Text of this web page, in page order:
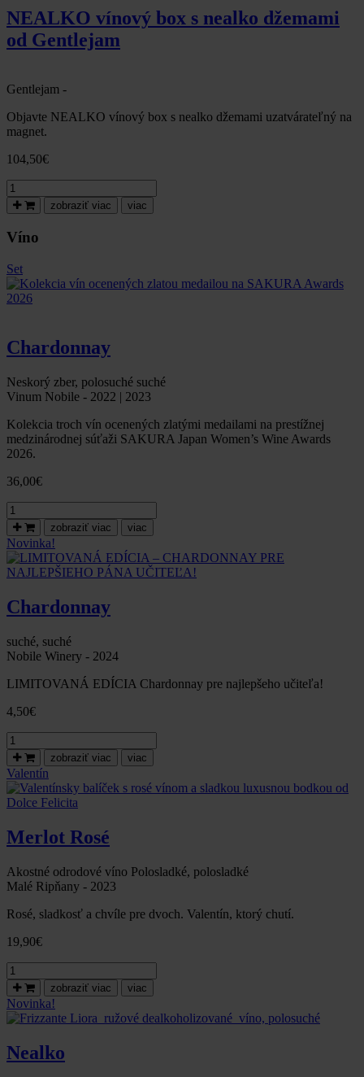
dobrotami
a
džemami
NEALKO vínový box s nealko džemami
od Gentlejam
Gentlejam -
Objavte NEALKO vínový box s nealko džemami uzatvárateľný na
magnet.
104,50€
množstvo
NEALKO
vínový
box
džemami
od
Gentlejam
zobraziť viac viac
Víno
Set
Chardonnay
Neskorý zber, polosuché suché
Vinum Nobile - 2022 | 2023
Kolekcia troch vín ocenených zlatými medailami na prestížnej
medzinárodnej súťaži SAKURA Japan Women’s Wine Awards
2026.
36,00€
množstvo
Kolekcia
vín
ocenených
zlatou
medailou
SAKURA
2026
zobraziť viac viac
Novinka!
Chardonnay
suché, suché
Nobile Winery - 2024
LIMITOVANÁ EDÍCIA Chardonnay pre najlepšeho učiteľa!
4,50€
množstvo
LIMITOVANÁ
EDÍCIA
–
CHARDONNAY
PRE
PÁNA
zobraziť viac viac
Valentín
Merlot Rosé
Akostné odrodové víno Polosladké, polosladké
Malé Ripňany - 2023
Rosé, sladkosť a chvíle pre dvoch. Valentín, ktorý chutí.
19,90€
množstvo
Valentínsky
balíček
s
rosé
a
zobraziť viac viac
Novinka!
Nealko